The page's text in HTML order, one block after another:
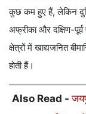
कुछ कम हुए हैं, लेकिन
अफ्रीका और दक्षिण-
क्षेत्रों में खाद्यजनित
होती हैं।
Also Read -